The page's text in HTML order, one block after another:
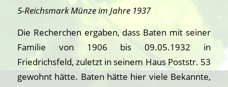
5-Reichsmark Münze im Jahre 1937
Die Recherchen ergaben, dass Baten mit seiner
Familie von 1906 bis 09.05.1932 in
Friedrichsfeld, zuletzt in seinem Haus Poststr. 53
gewohnt hätte. Baten hätte hier viele Bekannte,